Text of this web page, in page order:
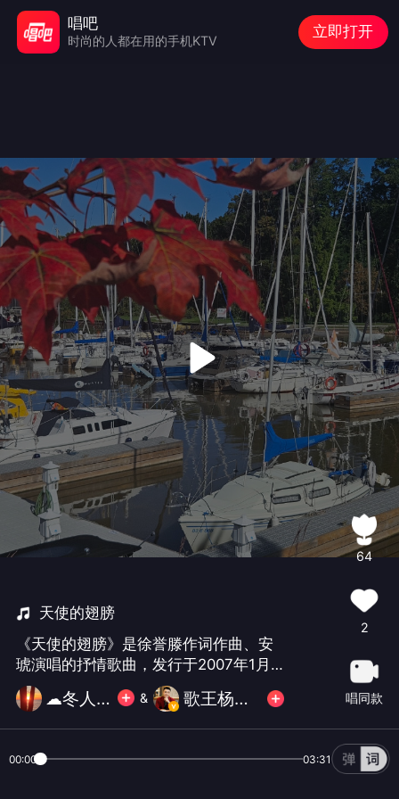
天使的翅膀
《天使的翅膀》是徐誉滕作词作曲、安
琥演唱的抒情歌曲‌，发行于2007年1月
19日，收录于同名专辑中，歌曲时长3分
40秒，音乐风格为流行，歌词温暖、旋
律抒情，讲述了一段关于爱与失去的深
☁冬人☁ & 歌王杨山德
64
2
唱同款
00:00 03:31
唱吧
时尚的人都在用的手机KTV
立即打开